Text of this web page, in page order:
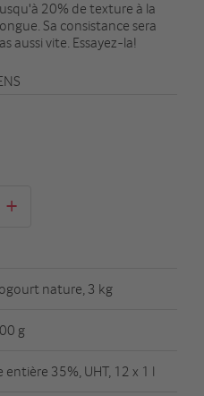
20% de texture à la
Sa consistance sera
aussi vite. Essayez-la!
+
nature, 3 kg
g
entière 35%, UHT, 12 x 1 l